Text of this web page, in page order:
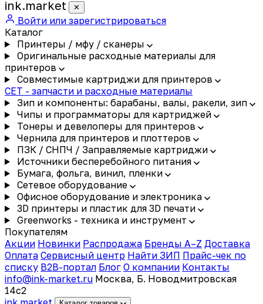
ink.market ✕
Войти или зарегистрироваться
Каталог
Принтеры / мфу / сканеры
Оригинальные расходные материалы для
принтеров
Совместимые картриджи для принтеров
CET - запчасти и расходные материалы
Зип и компоненты: барабаны, валы, ракели, зип
Чипы и программаторы для картриджей
Тонеры и девелоперы для принтеров
Чернила для принтеров и плоттеров
ПЗК / СНПЧ / Заправляемые картриджи
Источники бесперебойного питания
Бумага, фольга, винил, пленки
Сетевое оборудование
Офисное оборудование и электроника
3D принтеры и пластик для 3D печати
Greenworks - техника и инструмент
Покупателям
Акции Новинки Распродажа Бренды A–Z Доставка
Оплата Сервисный центр Найти ЗИП Прайс-чек по
списку B2B-портал Блог О компании Контакты
info@ink-market.ru Москва, Б. Новодмитровская
14с2